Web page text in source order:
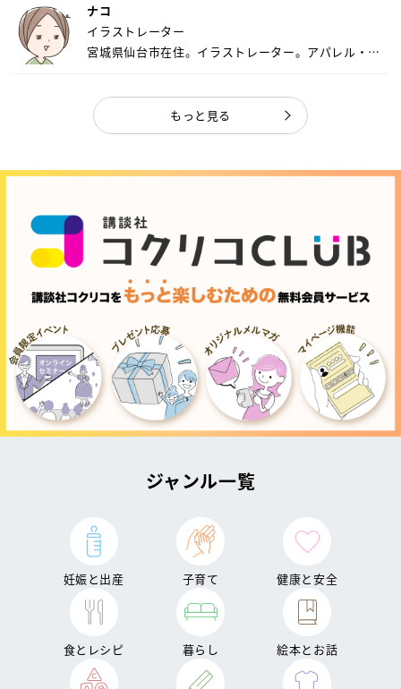
ナコ
イラストレーター
宮城県仙台市在住。イラストレーター。アパレル・キ
もっと見る
ジャンル一覧
妊娠と出産 子育て 健康と安全
食とレシピ 暮らし 絵本とお話